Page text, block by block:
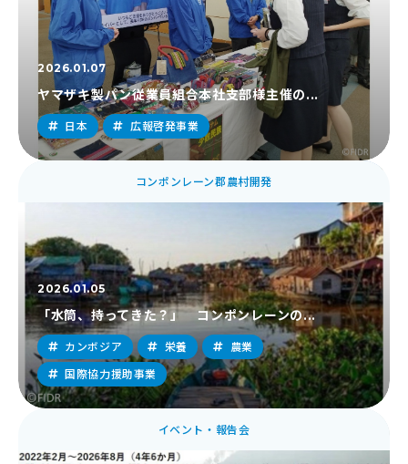
2026.01.07
ヤマザキ製パン従業員組合本社支部様主催の...
日本 広報啓発事業
コンポンレーン郡農村開発
2026.01.05
「水筒、持ってきた？」 コンポンレーンの...
カンボジア 栄養
農業
国際協力援助事業
イベント・報告会